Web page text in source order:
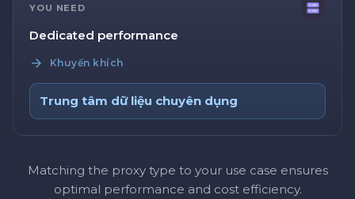
YOU NEED
Dedicated performance
Khuyến khích
Trung tâm dữ liệu chuyên dụng
Matching the proxy type to your use case ensures
optimal performance and cost efficiency.